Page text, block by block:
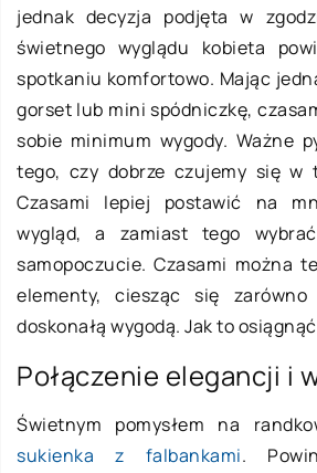
jednak decyzja podjęta w
świetnego wyglądu kobieta
spotkaniu komfortowo. Mając
gorset lub mini spódniczkę,
sobie minimum wygody. Ważne
tego, czy dobrze czujemy się w
Czasami lepiej postawić na
wygląd, a zamiast tego
samopoczucie. Czasami można
elementy, ciesząc się
doskonałą wygodą. Jak to
Połączenie elegancji i
Świetnym pomysłem na
sukienka z falbankami.